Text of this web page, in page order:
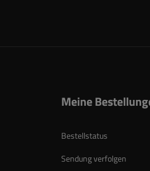
Meine
Bestellstatus
Sendung verfolgen